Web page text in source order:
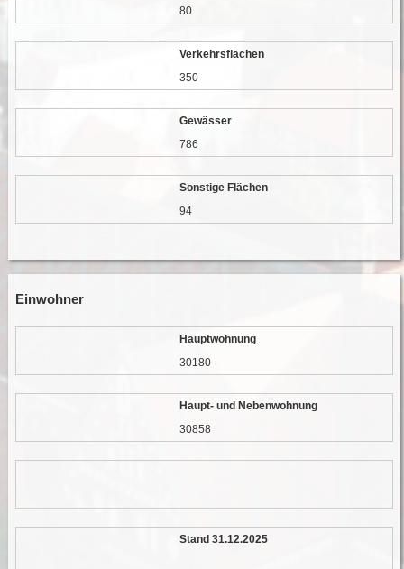
80
Verkehrsflächen
350
Gewässer
786
Sonstige Flächen
94
Einwohner
Hauptwohnung
30180
Haupt- und Nebenwohnung
30858
Stand 31.12.2025